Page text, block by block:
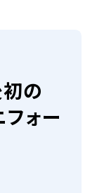
の
ォー